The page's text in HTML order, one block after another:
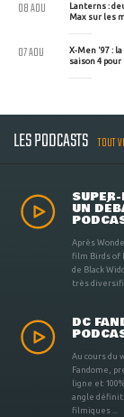
Lanterns :
Max sur les
08 AOU
X-Men '97 :
saison 4 pour
07 AOU
LES PODCASTS TOUT
UN
Après
film Birds of
de Black
très
DC
Au cours du
Fandome,
ligne et
angle
filmiques ...